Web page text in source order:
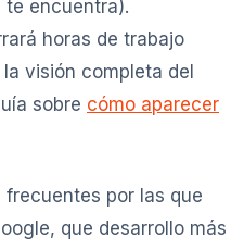
te encuentra).
horas de trabajo
visión completa del
sobre cómo aparecer
frecuentes por las que
que desarrollo más